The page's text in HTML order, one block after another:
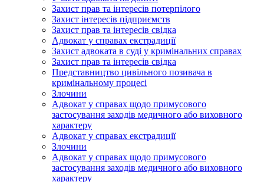
Захист прав та інтересів потерпілого
Захист інтересів підприємств
Захист прав та інтересів свідка
Адвокат у справах екстрадиції
Захист адвоката в суді у кримінальних справах
Захист прав та інтересів свідка
Представництво цивільного позивача в
кримінальному процесі
Злочини
Адвокат у справах щодо примусового
застосування заходів медичного або виховного
характеру
Адвокат у справах екстрадиції
Злочини
Адвокат у справах щодо примусового
застосування заходів медичного або виховного
характеру